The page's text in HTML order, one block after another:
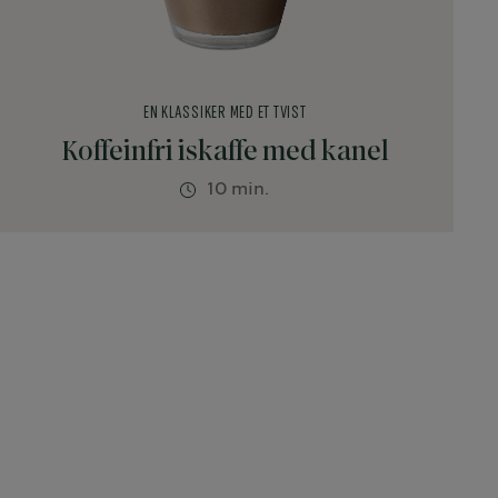
Koffeinfri iskaffe med kanel
EN KLASSIKER MED ET TVIST
10 min.